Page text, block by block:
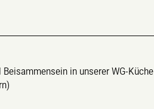
in unserer WG-Küche